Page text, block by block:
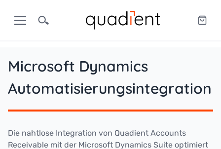
Microsoft Dynamics
Automatisierungsintegration
Die nahtlose Integration von Quadient Accounts
Receivable mit der Microsoft Dynamics Suite optimiert